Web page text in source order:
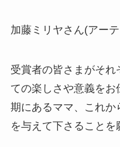
加藤ミリヤさん(アー
受賞者の皆さまがそ
ての楽しさや意義を
期にあるママ、これ
を与えて下さることを